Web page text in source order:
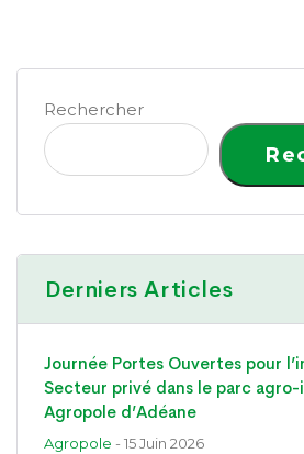
Rechercher
Derniers Articles
Journée Portes Ouvertes pour
Secteur privé dans le parc
Agropole d’Adéane
Agropole - 15 Juin 2026